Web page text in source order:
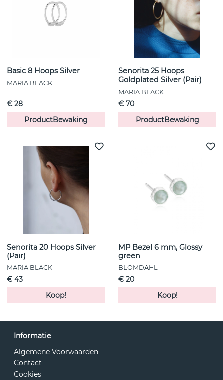
Basic 8 Hoops Silver
MARIA BLACK
€ 28
ProductBewaking
Senorita 25 Hoops
Goldplated Silver (Pair)
MARIA BLACK
€ 70
ProductBewaking
Senorita 20 Hoops Silver
(Pair)
MARIA BLACK
€ 43
Koop!
MP Bezel 6 mm, Glossy
green
BLOMDAHL
€ 20
Koop!
Informatie
Algemene Voorwaarden
Contact
Cookies